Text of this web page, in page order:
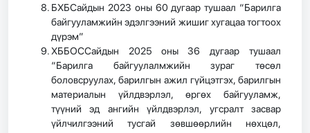
БХБСайдын 2023 оны 60 дугаар тушаал “Барилга
байгууламжийн эдэлгээний жишиг хугацаа тогтоох
дүрэм”
ХББОССайдын 2025 оны 36 дугаар тушаал
“Барилга байгуулалмжийн зураг төсөл
боловсруулах, барилгын ажил гүйцэтгэх, барилгын
материалын үйлдвэрлэл, өргөх байгууламж,
түүний эд ангийн үйлдвэрлэл, угсралт засвар
үйлчилгээний тусгай зөвшөөрлийн нөхцөл,